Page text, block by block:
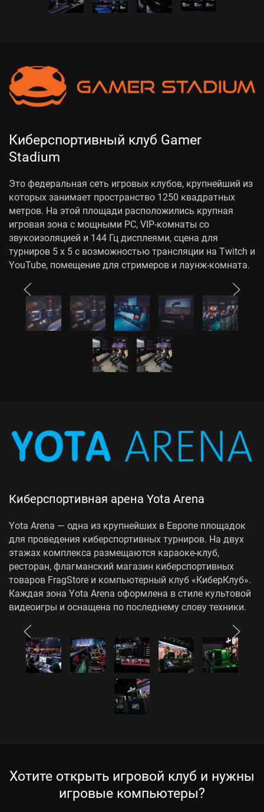
Киберспортивный клуб Gamer
Stadium
Это федеральная сеть игровых клубов, крупнейший из
которых занимает пространство 1250 квадратных
метров. На этой площади расположились крупная
игровая зона с мощными PC, VIP-комнаты со
звукоизоляцией и 144 Гц дисплеями, сцена для
турниров 5 x 5 с возможностью трансляции на Twitch и
YouTube, помещение для стримеров и лаунж-комната.
Киберспортивная арена Yota Arena
Yota Arena — одна из крупнейших в Европе площадок
для проведения киберспортивных турниров. На двух
этажах комплекса размещаются караоке-клуб,
ресторан, флагманский магазин киберспортивных
товаров FragStore и компьютерный клуб «КиберКлуб».
Каждая зона Yota Arena оформлена в стиле культовой
видеоигры и оснащена по последнему слову техники.
Хотите открыть игровой клуб и нужны
игровые компьютеры?